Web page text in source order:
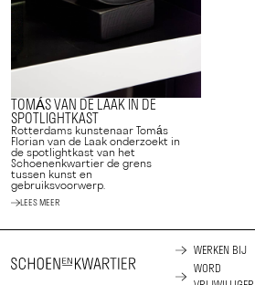
TOMÁS VAN DE LAAK IN DE
SPOTLIGHTKAST
Rotterdams kunstenaar Tomás
Florian van de Laak onderzoekt in
de spotlightkast van het
Schoenenkwartier de grens
tussen kunst en
gebruiksvoorwerp.
LEES MEER
WERKEN BIJ
WORD